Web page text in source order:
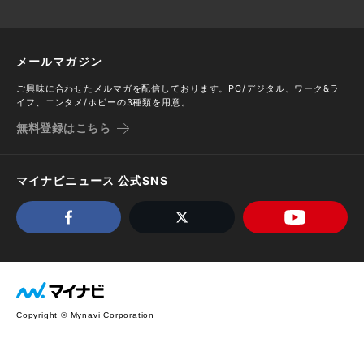
メールマガジン
ご興味に合わせたメルマガを配信しております。PC/デジタル、ワーク&ラ
イフ、エンタメ/ホビーの3種類を用意。
無料登録はこちら
マイナビニュース 公式SNS
Copyright © Mynavi Corporation